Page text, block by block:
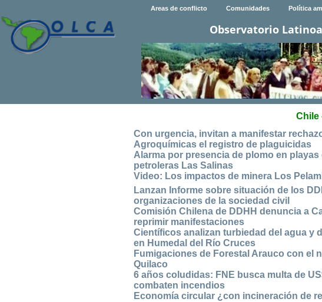
Areas de conflicto Comunidades Política
Observatorio
Chile
Con urgencia, invitan a manifestar
Agroquímicas el registro de plaguicidas
Alarma por presencia de plomo en
petroleras Las Salinas
Video: Los impactos de minera Los
Lanzan Informe sobre situación de los
organizaciones de la sociedad civil
Comisión Chilena de DDHH denuncia a
reprimir manifestaciones
Científicos analizan turbiedad del agua y
en Humedal del Río Cruces
Fumigaciones de Forestal Arauco con el
Quilaco
6 años coludidas: FNE busca multa de
combaten incendios
Economía circular ¿con incineración de